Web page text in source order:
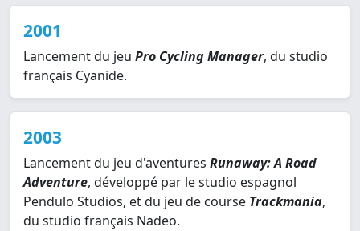
2001
Lancement du jeu Pro Cycling Manager, du studio
français Cyanide.
2003
Lancement du jeu d'aventures Runaway: A Road
Adventure, développé par le studio espagnol
Pendulo Studios, et du jeu de course Trackmania,
du studio français Nadeo.